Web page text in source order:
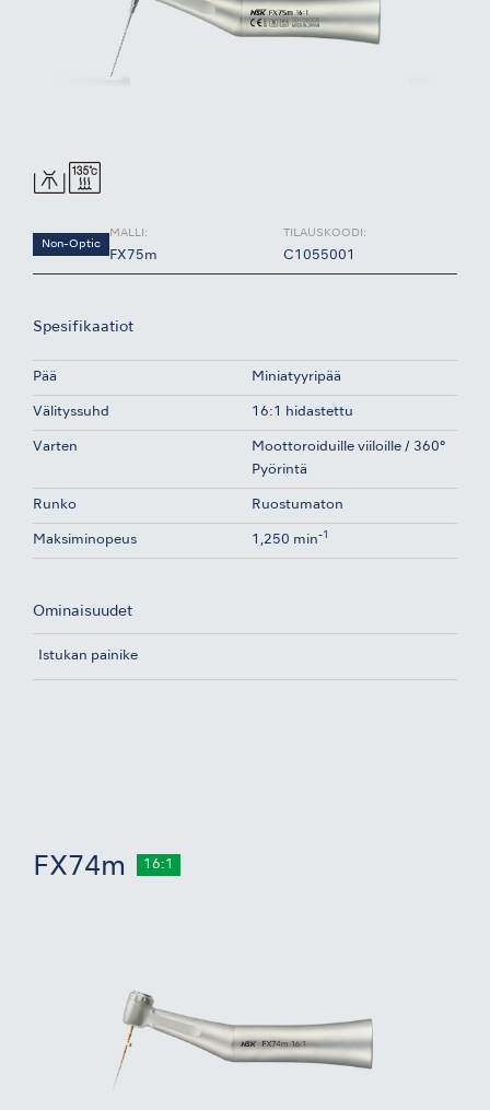
Non-Optic
MALLI:
FX75m
TILAUSKOODI:
C1055001
Spesifikaatiot
Pää Miniatyyripää
Välityssuhd 16:1 hidastettu
Varten
Moottoroiduille viiloille / 360°
Pyörintä
Runko Ruostumaton
Maksiminopeus 1,250 min-1
Ominaisuudet
Istukan painike
FX74m 16:1